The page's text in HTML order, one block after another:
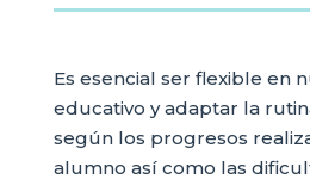
Es esencial ser flexible en
educativo y adaptar la
según los progresos
alumno así como las